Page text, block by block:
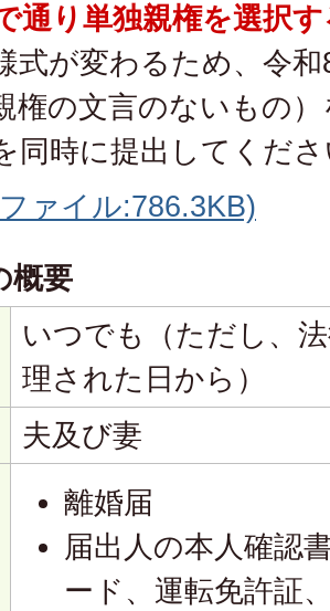
通り単独親権を選択
式が変わるため、令
権の文言のないもの
同時に提出してくだ
ァイル:786.3KB)
概要
いつでも（ただし、
理された日から）
夫及び妻
離婚届
届出人の本人確認
ード、運転免許証